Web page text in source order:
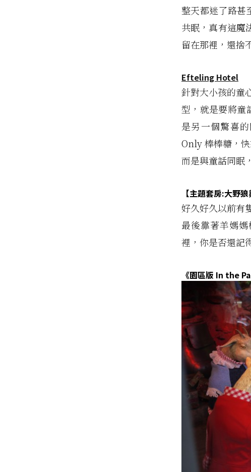
整天都迷了路甚
共眠，真有這魔
留在那裡，還捨
Efteling Hotel
針對大小孩的童
型，就是要將童
是另一個驚喜
Only 棒棒糖，
而是與童話同眠
【主題套房:大野狼
好久好久以前有
最後靠著羊媽
裡，你是否還記
《園區版 In the